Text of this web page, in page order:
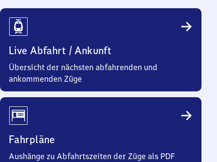
Reiseinfos
Live Abfahrt / Ankunft
Übersicht der nächsten abfahrenden und
ankommenden Züge
Fahrpläne
Aushänge zu Abfahrtszeiten der Züge als PDF